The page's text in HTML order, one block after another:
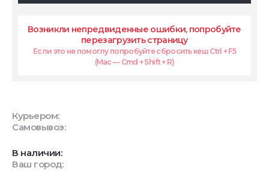
Возникли непредвиденные ошибки, попробуйте
перезагрузить страницу
Если это не помоглу попробуйте сбросить кеш Ctrl + F5
(Mac — Cmd + Shift + R)
Курьером:
Самовывоз:
В наличии:
Ваш город: